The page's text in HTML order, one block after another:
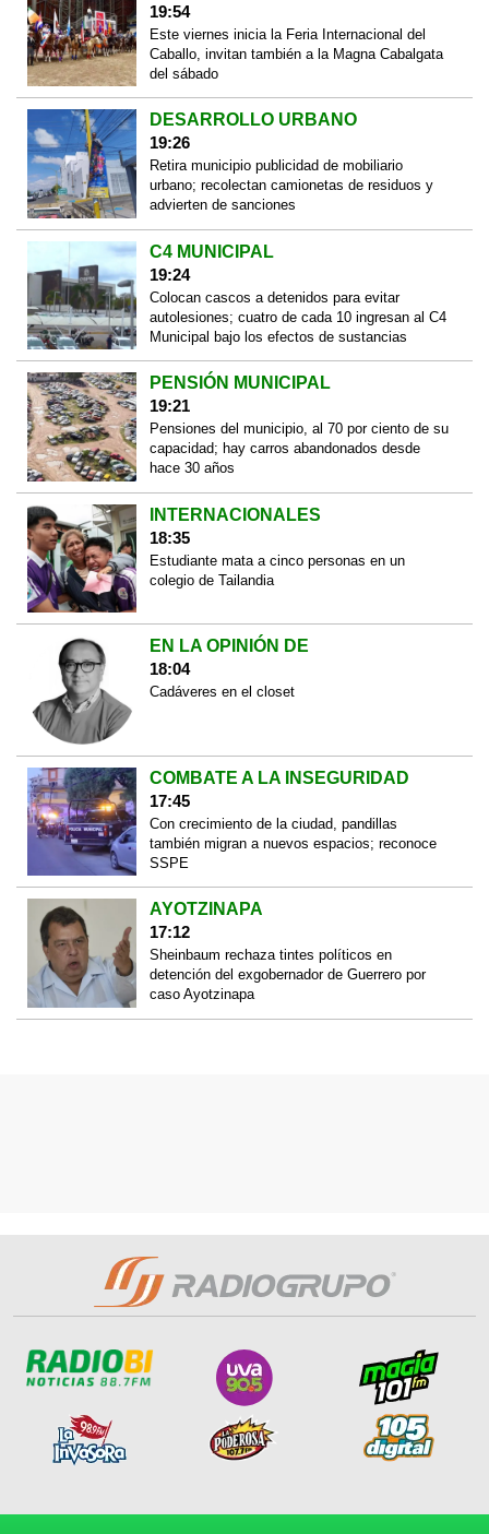
19:54
Este viernes inicia la Feria Internacional del
Caballo, invitan también a la Magna Cabalgata
del sábado
DESARROLLO URBANO
19:26
Retira municipio publicidad de mobiliario
urbano; recolectan camionetas de residuos y
advierten de sanciones
C4 MUNICIPAL
19:24
Colocan cascos a detenidos para evitar
autolesiones; cuatro de cada 10 ingresan al C4
Municipal bajo los efectos de sustancias
PENSIÓN MUNICIPAL
19:21
Pensiones del municipio, al 70 por ciento de su
capacidad; hay carros abandonados desde
hace 30 años
INTERNACIONALES
18:35
Estudiante mata a cinco personas en un
colegio de Tailandia
EN LA OPINIÓN DE
18:04
Cadáveres en el closet
COMBATE A LA INSEGURIDAD
17:45
Con crecimiento de la ciudad, pandillas
también migran a nuevos espacios; reconoce
SSPE
AYOTZINAPA
17:12
Sheinbaum rechaza tintes políticos en
detención del exgobernador de Guerrero por
caso Ayotzinapa